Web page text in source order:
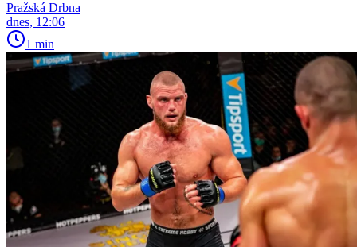
Pražská Drbna
dnes, 12:06
1 min